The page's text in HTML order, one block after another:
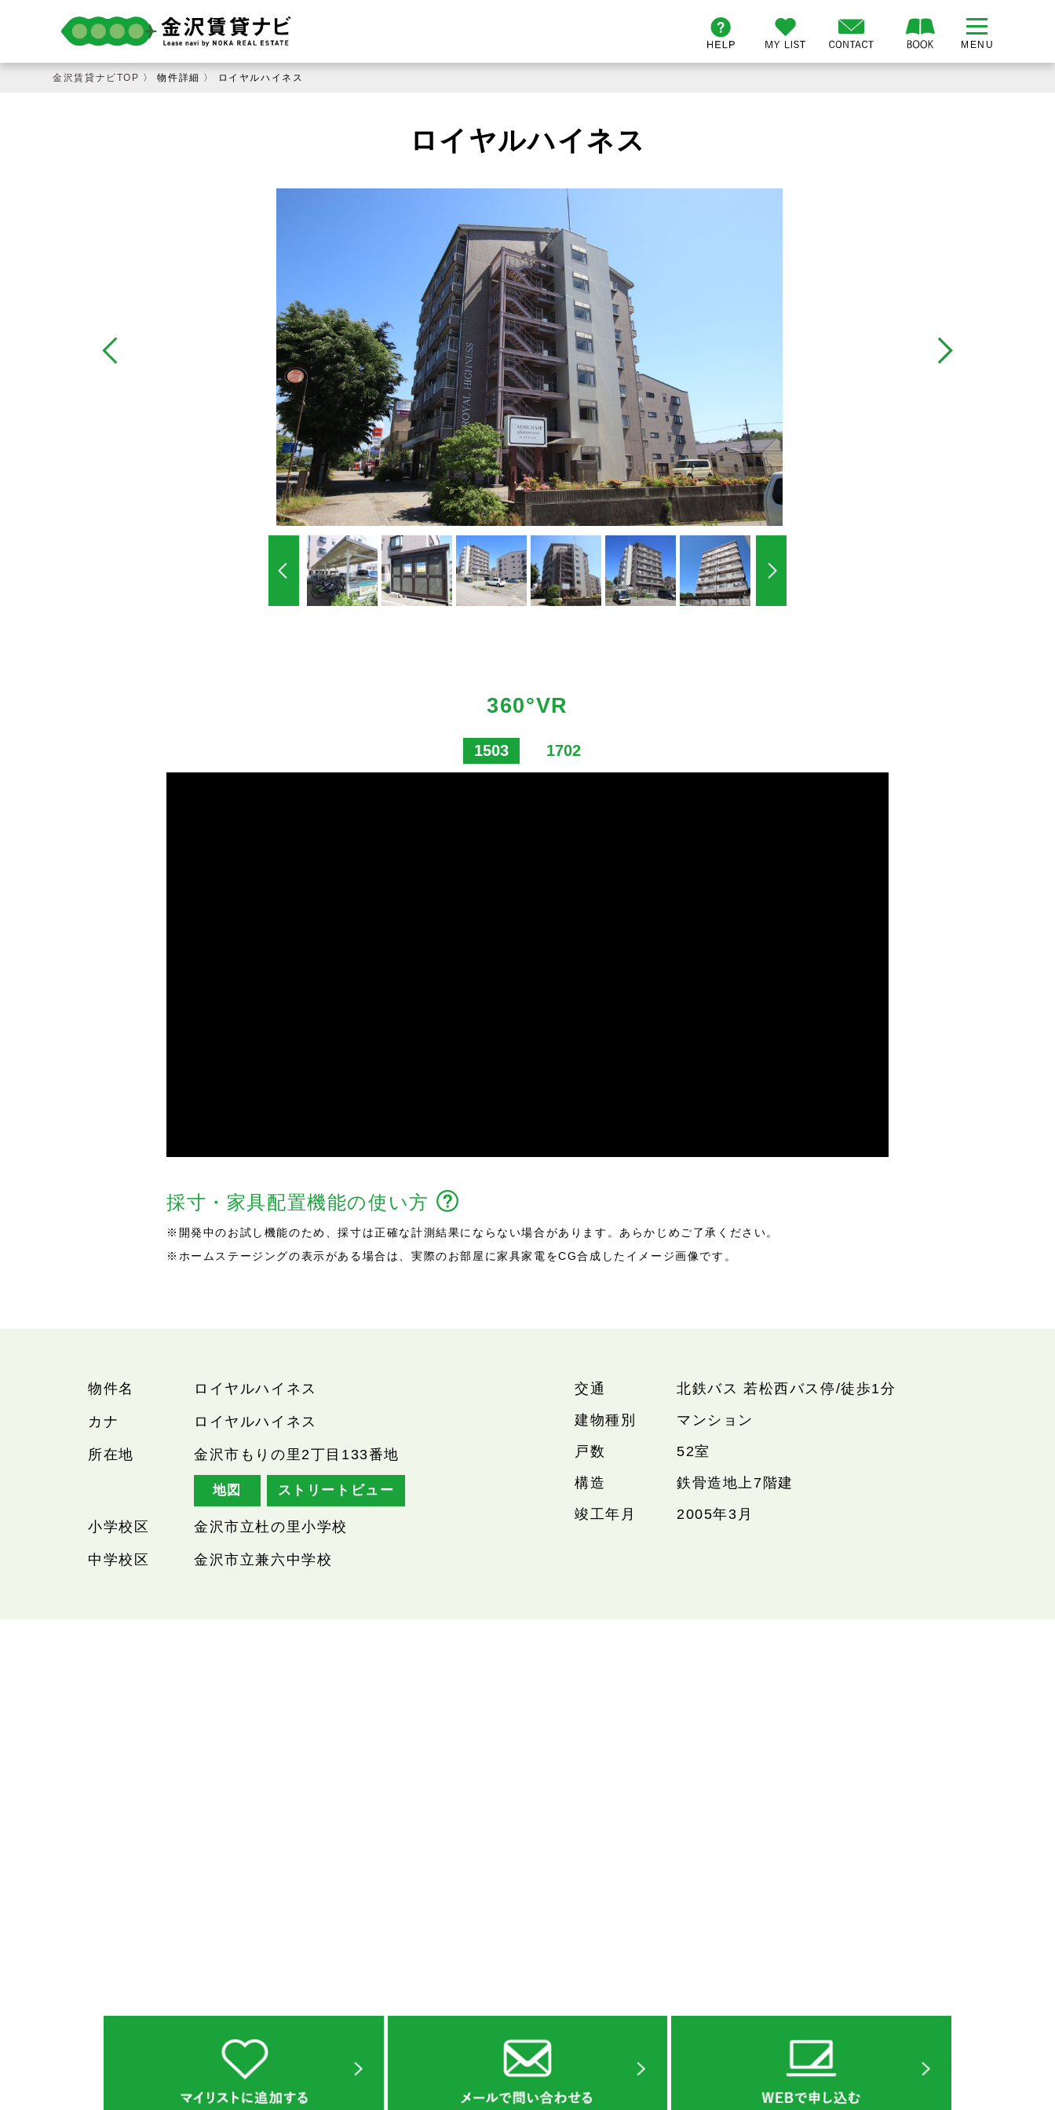
金沢賃貸ナビTOP 〉 物件詳細 〉 ロイヤルハイネス
ロイヤルハイネス
360°VR
1503 1702
採寸・家具配置機能の使い方
※開発中のお試し機能のため、採寸は正確な計測結果にならない場合があります。あらかじめご了承ください。
※ホームステージングの表示がある場合は、実際のお部屋に家具家電をCG合成したイメージ画像です。
物件名 ロイヤルハイネス
カナ ロイヤルハイネス
所在地 金沢市もりの里2丁目133番地
地図 ストリートビュー
小学校区 金沢市立杜の里小学校
中学校区 金沢市立兼六中学校
交通
北鉄バス 若松西バス停/徒歩1分
建物種別
マンション
戸数
52室
構造
鉄骨造地上7階建
竣工年月
2005年3月